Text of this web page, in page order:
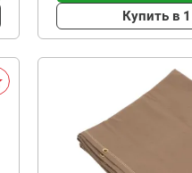
Купить в